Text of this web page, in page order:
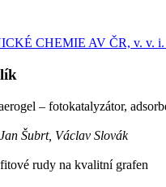
CHEMIE AV ČR, v. v. i.
– fotokatalyzátor,
Šubrt, Václav Slovák
rudy na kvalitní grafen